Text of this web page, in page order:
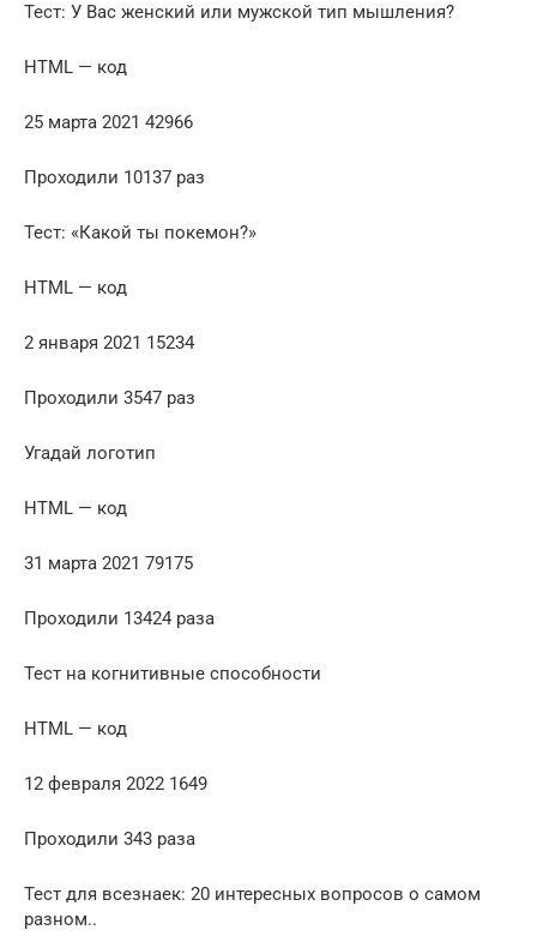
Тест: У Вас женский или мужской тип мышления?
HTML — код
25 марта 2021 42966
Проходили 10137 раз
Тест: «Какой ты покемон?»
HTML — код
2 января 2021 15234
Проходили 3547 раз
Угадай логотип
HTML — код
31 марта 2021 79175
Проходили 13424 раза
Тест на когнитивные способности
HTML — код
12 февраля 2022 1649
Проходили 343 раза
Тест для всезнаек: 20 интересных вопросов о самом
разном..